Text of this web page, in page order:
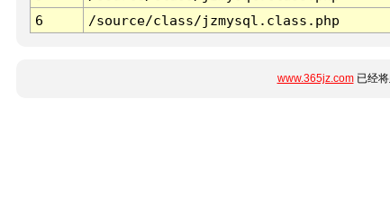
6
/source/class/jzmysql.class.php
www.365jz.com已经将